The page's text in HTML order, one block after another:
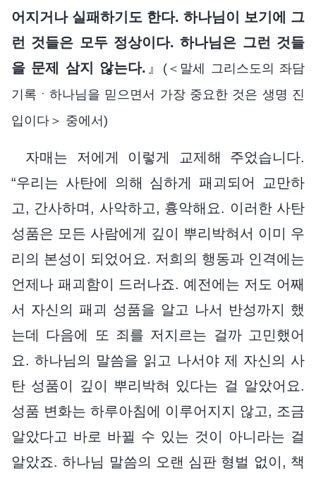
어지거나 실패하기도 한다. 하나님이 보기에 그
런 것들은 모두 정상이다. 하나님은 그런 것들
을 문제 삼지 않는다. 』 (＜말세 그리스도의 좌담
기록ㆍ하나님을 믿으면서 가장 중요한 것은 생명 진
입이다＞ 중에서)
자매는 저에게 이렇게 교제해 주었습니다.
“우리는 사탄에 의해 심하게 패괴되어 교만하
고, 간사하며, 사악하고, 흉악해요. 이러한 사탄
성품은 모든 사람에게 깊이 뿌리박혀서 이미 우
리의 본성이 되었어요. 저희의 행동과 인격에는
언제나 패괴함이 드러나죠. 예전에는 저도 어째
서 자신의 패괴 성품을 알고 나서 반성까지 했
는데 다음에 또 죄를 저지르는 걸까 고민했어
요. 하나님의 말씀을 읽고 나서야 제 자신의 사
탄 성품이 깊이 뿌리박혀 있다는 걸 알았어요.
성품 변화는 하루아침에 이루어지지 않고, 조금
알았다고 바로 바뀔 수 있는 것이 아니라는 걸
알았죠. 하나님 말씀의 오랜 심판 형벌 없이, 책